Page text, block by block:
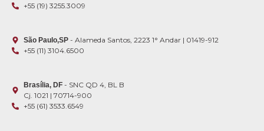
+55 (19) 3255.3009
São Paulo,SP - Alameda Santos, 2223 1° Andar | 01419-912
+55 (11) 3104.6500
Brasília, DF - SNC QD 4, BL B
Cj. 1021 | 70714-900
+55 (61) 3533.6549